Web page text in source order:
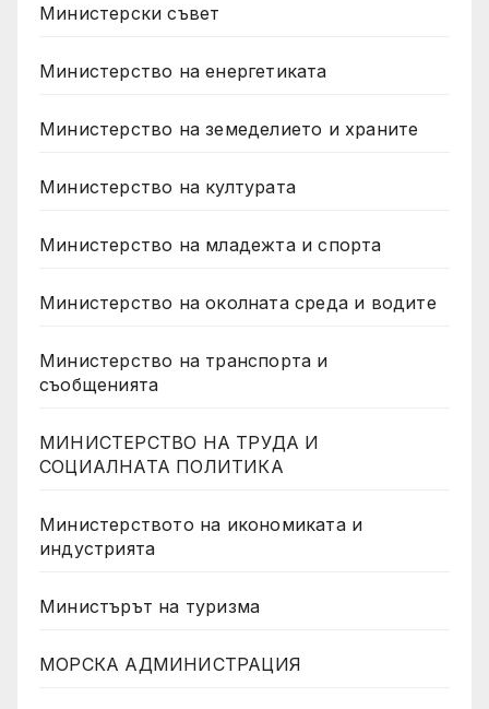
Министерски съвет
Министерство на енергетиката
Министерство на земеделието и храните
Министерство на културата
Министерство на младежта и спорта
Министерство на околната среда и водите
Министерство на транспорта и
съобщенията
МИНИСТЕРСТВО НА ТРУДА И
СОЦИАЛНАТА ПОЛИТИКА
Министерството на икономиката и
индустрията
Министърът на туризма
МОРСКА АДМИНИСТРАЦИЯ